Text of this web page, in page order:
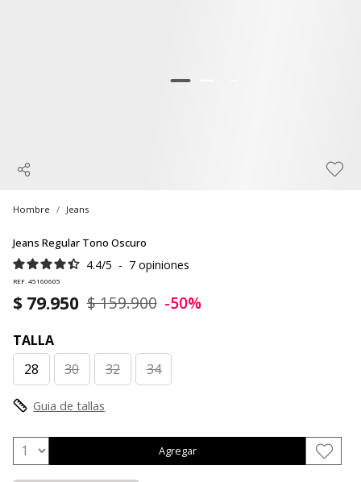
Hombre Jeans
Jeans Regular Tono Oscuro
4.4/5 - 7 opiniones
REF. 45160605
$ 79.950 $ 159.900 -50%
TALLA
28
30 32 34
Guia de tallas
Agregar